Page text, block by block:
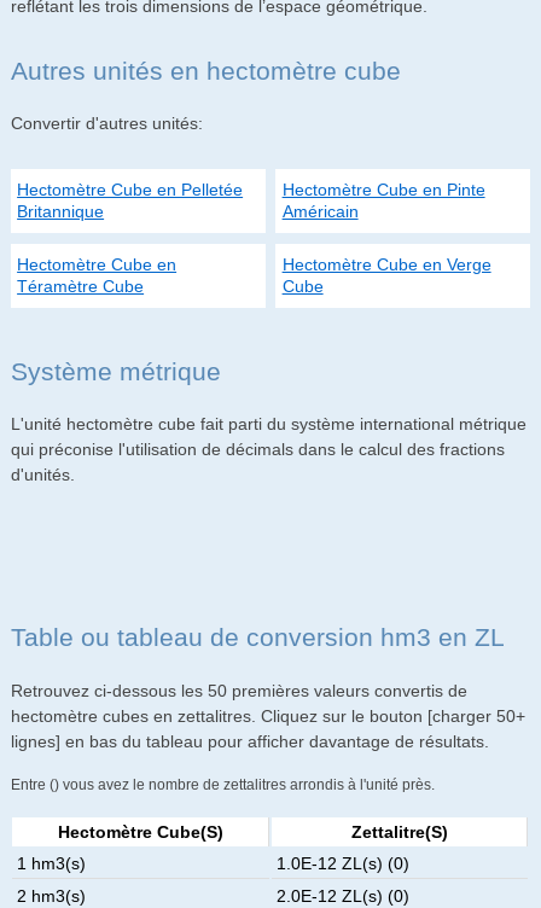
reflétant les trois dimensions de l’espace géométrique.
Autres unités en hectomètre cube
Convertir d'autres unités:
Hectomètre Cube en Pelletée
Britannique
Hectomètre Cube en Pinte
Américain
Hectomètre Cube en
Téramètre Cube
Hectomètre Cube en Verge
Cube
Système métrique
L'unité hectomètre cube fait parti du système international métrique
qui préconise l'utilisation de décimals dans le calcul des fractions
d'unités.
Table ou tableau de conversion hm3 en ZL
Retrouvez ci-dessous les 50 premières valeurs convertis de
hectomètre cubes en zettalitres. Cliquez sur le bouton [charger 50+
lignes] en bas du tableau pour afficher davantage de résultats.
Entre () vous avez le nombre de zettalitres arrondis à l'unité près.
Hectomètre Cube(s)
Zettalitre(s)
1 hm3(s)
1.0E-12 ZL(s) (0)
2 hm3(s)
2.0E-12 ZL(s) (0)